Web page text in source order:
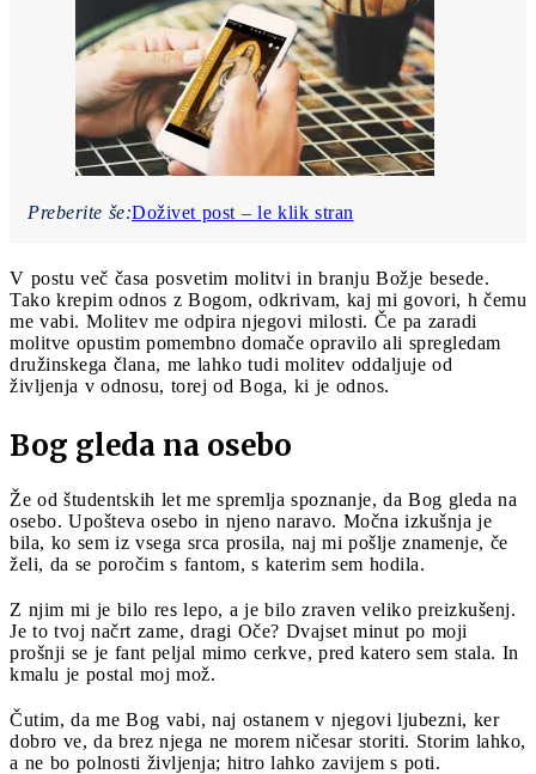
Preberite še:Doživet post – le klik stran
V postu več časa posvetim molitvi in branju Božje besede.
Tako krepim odnos z Bogom, odkrivam, kaj mi govori, h čemu
me vabi. Molitev me odpira njegovi milosti. Če pa zaradi
molitve opustim pomembno domače opravilo ali spregledam
družinskega člana, me lahko tudi molitev oddaljuje od
življenja v odnosu, torej od Boga, ki je odnos.
Bog gleda na osebo
Že od študentskih let me spremlja spoznanje, da Bog gleda na
osebo. Upošteva osebo in njeno naravo. Močna izkušnja je
bila, ko sem iz vsega srca prosila, naj mi pošlje znamenje, če
želi, da se poročim s fantom, s katerim sem hodila.
Z njim mi je bilo res lepo, a je bilo zraven veliko preizkušenj.
Je to tvoj načrt zame, dragi Oče? Dvajset minut po moji
prošnji se je fant peljal mimo cerkve, pred katero sem stala. In
kmalu je postal moj mož.
Čutim, da me Bog vabi, naj ostanem v njegovi ljubezni, ker
dobro ve, da brez njega ne morem ničesar storiti. Storim lahko,
a ne bo polnosti življenja; hitro lahko zavijem s poti.